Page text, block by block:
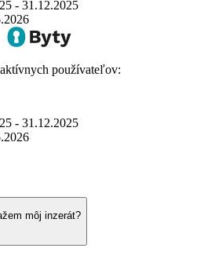
- 31.12.2025
používateľov:
- 31.12.2025
môj inzerát?